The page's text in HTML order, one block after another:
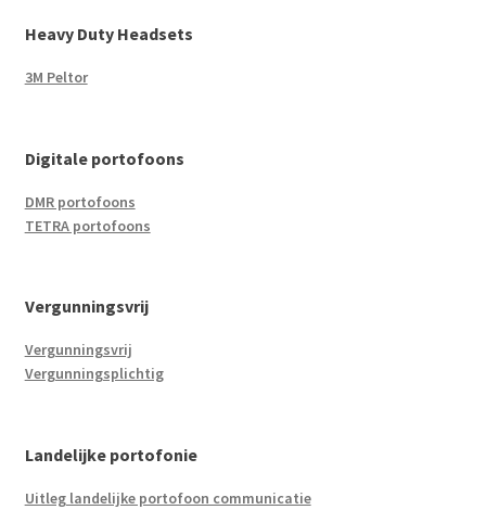
Heavy Duty Headsets
3M Peltor
Digitale portofoons
DMR portofoons
TETRA portofoons
Vergunningsvrij
Vergunningsvrij
Vergunningsplichtig
Landelijke portofonie
Uitleg landelijke portofoon communicatie